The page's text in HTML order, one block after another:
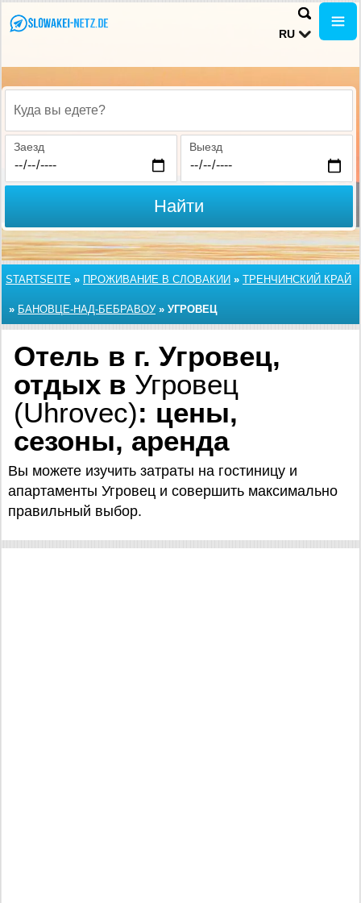
RU
Куда вы едете?
Заезд Выезд
Найти
STARTSEITE » ПРОЖИВАНИЕ В СЛОВАКИИ » ТРЕНЧИНСКИЙ КРАЙ
» БАНОВЦЕ-НАД-БЕБРАВОУ» УГРОВЕЦ
Отель в г. Угровец,
отдых в Угровец
(Uhrovec): цены,
сезоны, аренда
Вы можете изучить затраты на гостиницу и
апартаменты Угровец и совершить максимально
правильный выбор.